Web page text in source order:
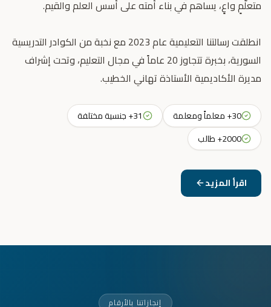
انطلقت رسالتنا التعليمية عام 2023 مع نخبة من الكوادر التدريسية
السورية، بخبرة تتجاوز 20 عاماً في مجال التعليم، وتحت إشراف
مديرة الأكاديمية الأستاذة تهاني الخطيب.
30+ معلماً ومعلمة
31+ جنسية مختلفة
2000+ طالب
اقرأ المزيد
إنجازاتنا بالأرقام